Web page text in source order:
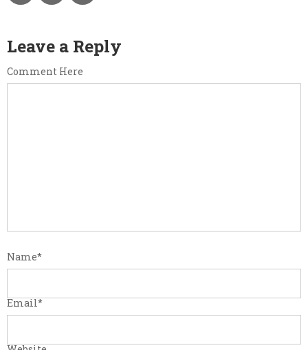
Leave a Reply
Comment Here
Name*
Email*